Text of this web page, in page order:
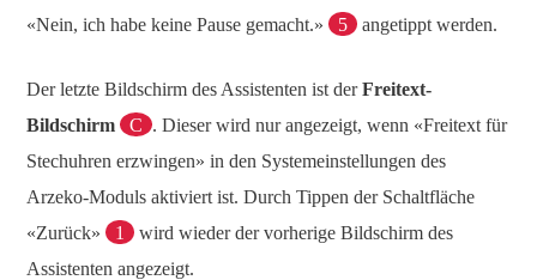
«Nein, ich habe keine Pause gemacht.»
5 angetippt werden.
Der letzte Bildschirm des Assistenten ist derFreitext-
Bildschirm
C . Dieser wird nur angezeigt, wenn «Freitext für
Stechuhren erzwingen» in den Systemeinstellungen des
Arzeko-Moduls aktiviert ist. Durch Tippen der Schaltfläche
«Zurück»
1
wird wieder der vorherige Bildschirm des
Assistenten angezeigt.